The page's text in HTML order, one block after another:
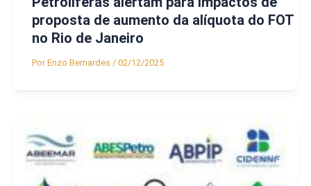
proposta de aumento da alíquota do FOT
no Rio de Janeiro
PorEnzo Bernardes / 02/12/2025